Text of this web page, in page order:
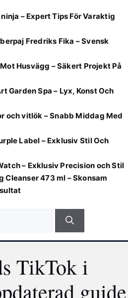
– Expert Tips För Varaktig
Fredriks Fika – Svensk
Husvägg – Säkert Projekt På
Garden Spa – Lyx, Konst Och
och vitlök – Snabb Middag Med
Label – Exklusiv Stil Och
– Exklusiv Precision och Stil
Cleanser 473 ml – Skonsam
TikTok i
guide